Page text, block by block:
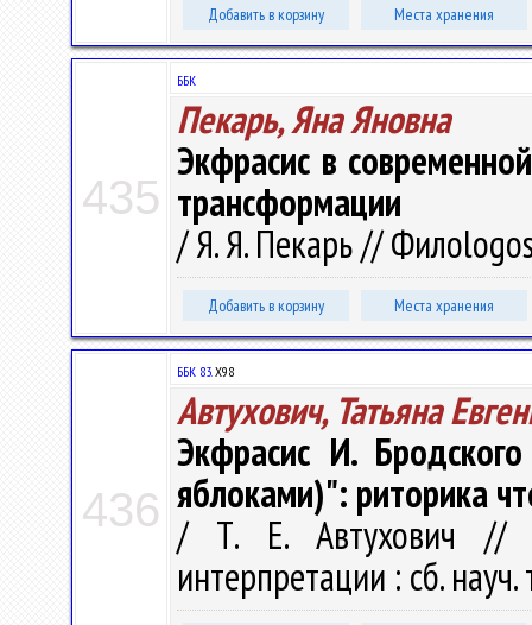
Добавить в корзину Места хранения
435
ББК
Пекарь, Яна Яновна
Экфрасис в
трансформации
/ Я. Я. Пекарь //
Добавить в корзину Места хранения
436
ББК 83.Х98
Автухович, Татьяна
Экфрасис И.
яблоками)": риторика
/ Т. Е. Автухович //
интерпретации : сб.